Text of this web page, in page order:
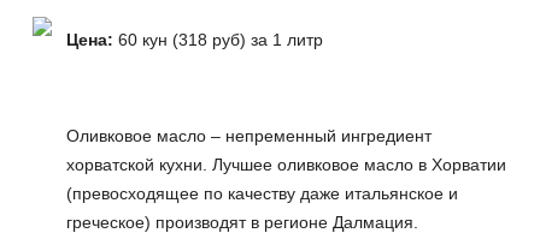
Цена: 60 кун (318 руб) за 1 литр
Оливковое масло – непременный ингредиент
хорватской кухни. Лучшее оливковое масло в Хорватии
(превосходящее по качеству даже итальянское и
греческое) производят в регионе Далмация.